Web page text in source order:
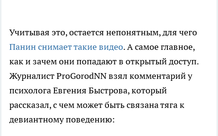
Учитывая это, остается непонятным, для чего
Панин снимает такие видео. А самое главное,
как и зачем они попадают в открытый доступ.
Журналист ProGorodNN взял комментарий у
психолога Евгения Быстрова, который
рассказал, с чем может быть связана тяга к
девиантному поведению: